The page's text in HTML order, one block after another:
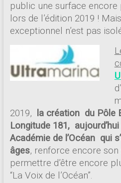
public une surface
lors de l’édition 2019 !
exceptionnel n’est pas
2019, la création du Pôle
Longitude 181,
Académie de l’Océan qui
âges, renforce encore
permettre d’être encore
“La Voix de l’Océan”.